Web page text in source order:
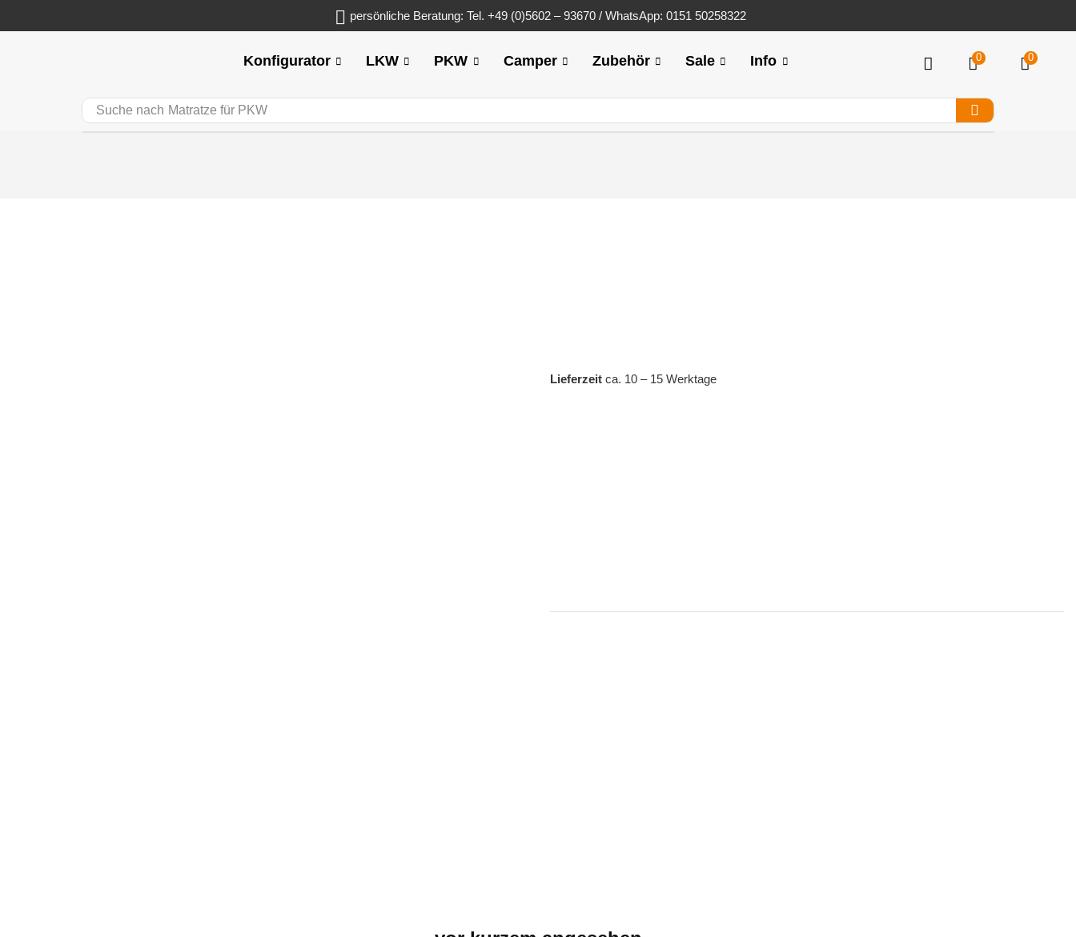
persönliche Beratung: Tel. +49 (0)5602 – 93670 / WhatsApp: 0151 50258322
Konfigurator LKW PKW Camper Zubehör Sale Info 0 0
Suche nach Matratze für PKW
Lieferzeit ca. 10 – 15 Werktage